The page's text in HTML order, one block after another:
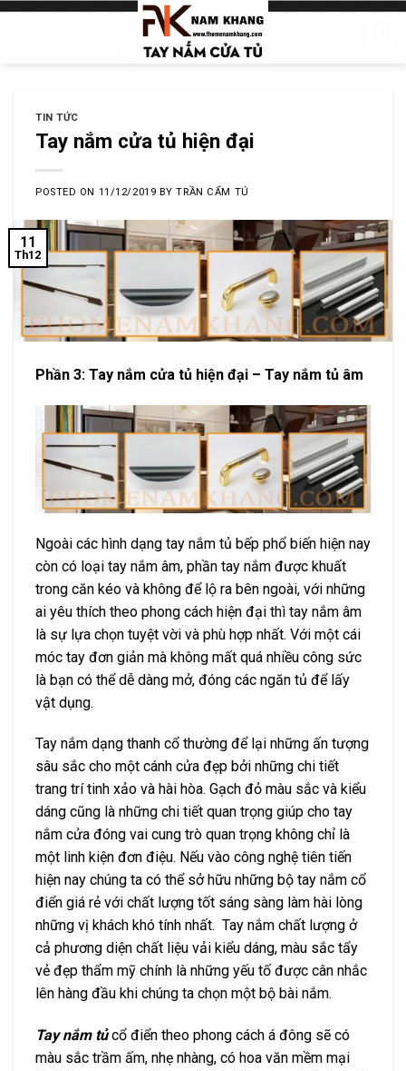
Skip
TIN TỨC
Tay nắm cửa tủ hiện đại
POSTED ON 11/12/2019 BYTRẦN CẨM TÚ
11
Th12
Phần 3: Tay nắm cửa tủ hiện đại – Tay nắm tủ âm
Ngoài các hình dạng tay nắm tủ bếp phổ biến hiện nay
còn có loại tay nắm âm, phần tay nắm được khuất
trong căn kéo và không để lộ ra bên ngoài, với những
ai yêu thích theo phong cách hiện đại thì tay nắm âm
là sự lựa chọn tuyệt vời và phù hợp nhất. Với một cái
móc tay đơn giản mà không mất quá nhiều công sức
là bạn có thể dễ dàng mở, đóng các ngăn tủ để lấy
vật dụng.
Tay nắm dạng thanh cổ thường để lại những ấn tượng
sâu sắc cho một cánh cửa đẹp bởi những chi tiết
trang trí tinh xảo và hài hòa. Gạch đỏ màu sắc và kiểu
dáng cũng là những chi tiết quan trọng giúp cho tay
nắm cửa đóng vai cung trò quan trọng không chỉ là
một linh kiện đơn điệu. Nếu vào công nghệ tiên tiến
hiện nay chúng ta có thể sở hữu những bộ tay nắm cổ
điển giá rẻ với chất lượng tốt sáng sàng làm hài lòng
những vị khách khó tính nhất. Tay nắm chất lượng ở
cả phương diện chất liệu vải kiểu dáng, màu sắc tẩy
vẻ đẹp thẩm mỹ chính là những yếu tố được cân nhắc
lên hàng đầu khi chúng ta chọn một bộ bài nắm.
Tay nắm tủcổ điển theo phong cách á đông sẽ có
màu sắc trầm ấm, nhẹ nhàng, có hoa văn mềm mại